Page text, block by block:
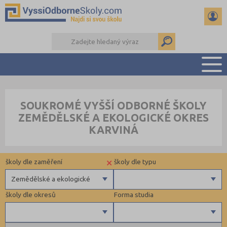
PŘÍPRAVA NA PŘIJÍMAČKY
KALENDÁŘ AKCÍ
DALŠÍ DRUHY ŠKOL
SOUKROMÉ VYŠŠÍ ODBORNÉ ŠKOLY
ZEMĚDĚLSKÉ A EKOLOGICKÉ OKRES
KARVINÁ
Forma studia
školy dle okresů
školy dle typu
×
Zemědělské a ekologické
školy dle zaměření
Zdravotnické